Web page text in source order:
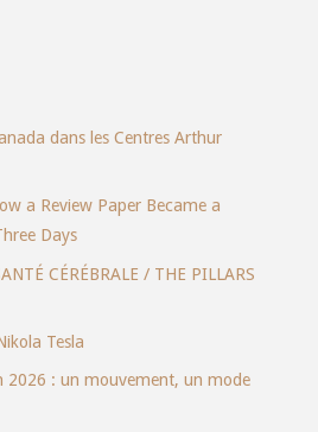
dans les Centres Arthur
a Review Paper Became a
Days
CÉRÉBRALE / THE PILLARS
Tesla
2026 : un mouvement, un mode